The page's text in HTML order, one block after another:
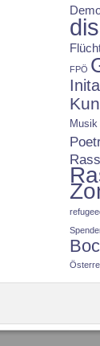
FPÖ
Musik